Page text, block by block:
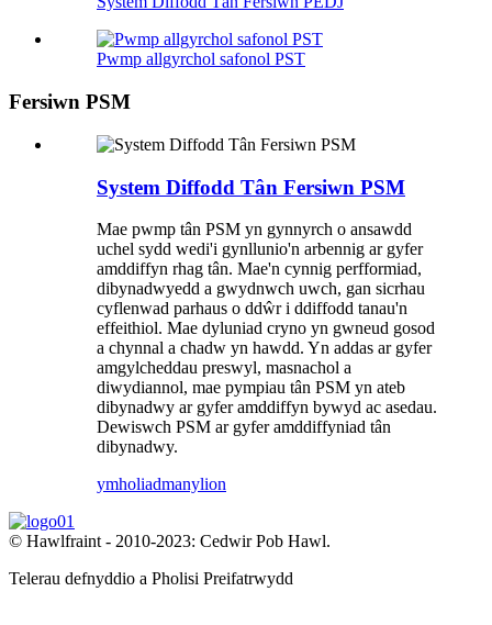
Pwmp allgyrchol safonol PST
Fersiwn PSM
System Diffodd Tân Fersiwn PSM
Mae pwmp tân PSM yn gynnyrch o ansawdd
uchel sydd wedi'i gynllunio'n arbennig ar gyfer
amddiffyn rhag tân. Mae'n cynnig perfformiad,
dibynadwyedd a gwydnwch uwch, gan sicrhau
cyflenwad parhaus o ddŵr i ddiffodd tanau'n
effeithiol. Mae dyluniad cryno yn gwneud gosod
a chynnal a chadw yn hawdd. Yn addas ar gyfer
amgylcheddau preswyl, masnachol a
diwydiannol, mae pympiau tân PSM yn ateb
dibynadwy ar gyfer amddiffyn bywyd ac asedau.
Dewiswch PSM ar gyfer amddiffyniad tân
dibynadwy.
ymholiadmanylion
© Hawlfraint - 2010-2023: Cedwir Pob Hawl.
Telerau defnyddio a Pholisi Preifatrwydd